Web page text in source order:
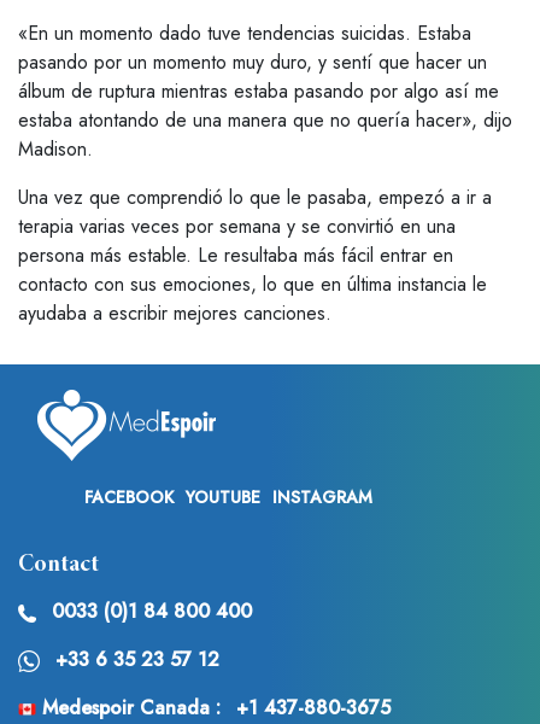
«En un momento dado tuve tendencias suicidas. Estaba
pasando por un momento muy duro, y sentí que hacer un
álbum de ruptura mientras estaba pasando por algo así me
estaba atontando de una manera que no quería hacer», dijo
Madison.
Una vez que comprendió lo que le pasaba, empezó a ir a
terapia varias veces por semana y se convirtió en una
persona más estable. Le resultaba más fácil entrar en
contacto con sus emociones, lo que en última instancia le
ayudaba a escribir mejores canciones.
FACEBOOK YOUTUBE INSTAGRAM
Contact
0033 (0)1 84 800 400
+33 6 35 23 57 12
Medespoir Canada :
+1 437-880-3675